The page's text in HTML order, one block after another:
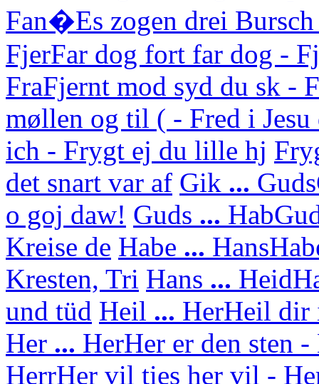
Fan�Es zogen drei
FjerFar dog fort far dog -
FraFjernt mod syd du sk -
møllen og til ( - Fred i
ich - Frygt ej du lille hj
det snart var af Gik ... Guds
o goj daw! Guds ... Hab
Kreise de Habe ... Hans
Kresten, Tri Hans ... Heid
und tüd Heil ... HerHeil dir
Her ... HerHer er den sten
HerrHer vil ties her vil -